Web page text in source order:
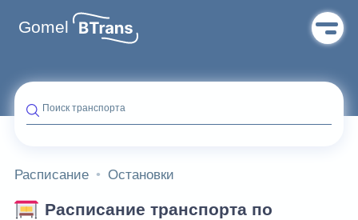
Gomel
Поиск транспорта
Расписание Остановки
Расписание транспорта по